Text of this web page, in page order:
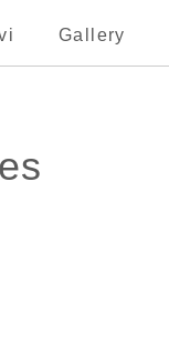
Gallery